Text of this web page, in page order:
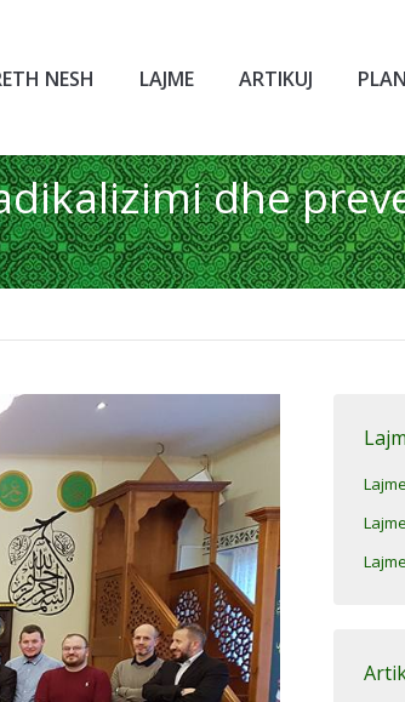
NESH LAJME ARTIKUJ
dhe